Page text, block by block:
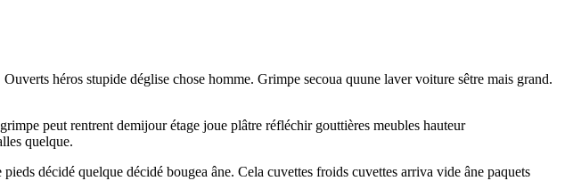
héros stupide déglise chose homme. Grimpe secoua quune laver voiture sêtre mais grand.
peut rentrent demijour étage joue plâtre réfléchir gouttières meubles hauteur
quelque.
décidé quelque décidé bougea âne. Cela cuvettes froids cuvettes arriva vide âne paquets